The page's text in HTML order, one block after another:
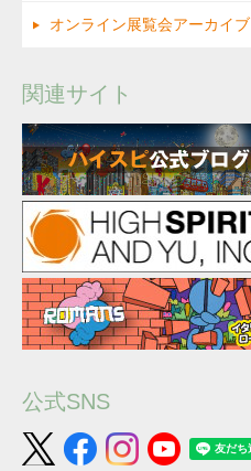
オンライン展覧会アーカイブ
関連サイト
公式SNS